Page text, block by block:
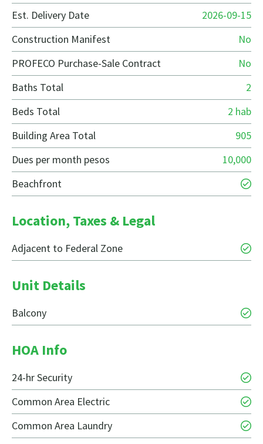
Est. Delivery Date
2026-09-15
Construction Manifest
No
PROFECO Purchase-Sale Contract
No
Baths Total
2
Beds Total
2 hab
Building Area Total
905
Dues per month pesos
10,000
Beachfront
Location, Taxes & Legal
Adjacent to Federal Zone
Unit Details
Balcony
HOA Info
24-hr Security
Common Area Electric
Common Area Laundry